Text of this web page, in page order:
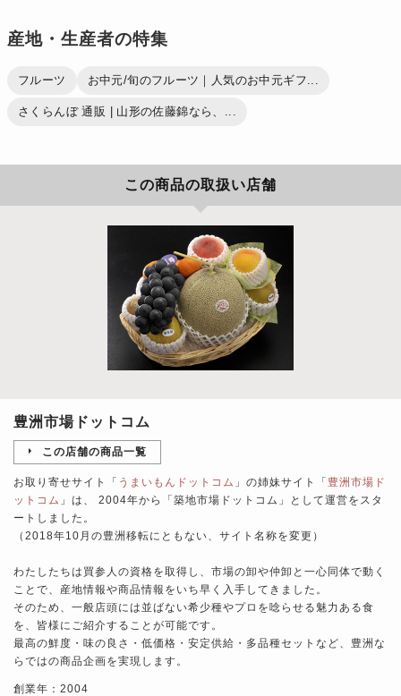
産地・生産者の特集
フルーツ お中元/旬のフルーツ｜人気のお中元ギフ...
さくらんぼ 通販 | 山形の佐藤錦なら、...
この商品の取扱い店舗
豊洲市場ドットコム
この店舗の商品一覧
お取り寄せサイト「 うまいもんドットコム 」の姉妹サイト「 豊洲市場ド
ットコム 」は、 2004年から「築地市場ドットコム」として運営をスタ
ートしました。
（2018年10月の豊洲移転にともない、サイト名称を変更）
わたしたちは買参人の資格を取得し、市場の卸や仲卸と一心同体で動く
ことで、産地情報や商品情報をいち早く入手してきました。
そのため、一般店頭には並ばない希少種やプロを唸らせる魅力ある食
を、皆様にご紹介することが可能です。
最高の鮮度・味の良さ・低価格・安定供給・多品種セットなど、豊洲な
らではの商品企画を実現します。
創業年：2004